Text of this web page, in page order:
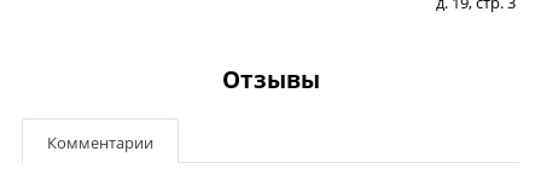
Отзывы
Комментарии